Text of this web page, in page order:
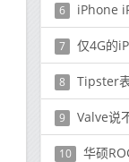
6 iPhone iPad
7 仅4G的
8 Tipster表示，
9 Valve说不
10 华硕